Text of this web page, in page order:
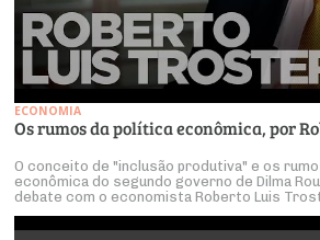
ECONOMIA
Os rumos da política econômica, por
O conceito de "inclusão produtiva" e os
econômica do segundo governo de Dilma
debate com o economista Roberto Luis